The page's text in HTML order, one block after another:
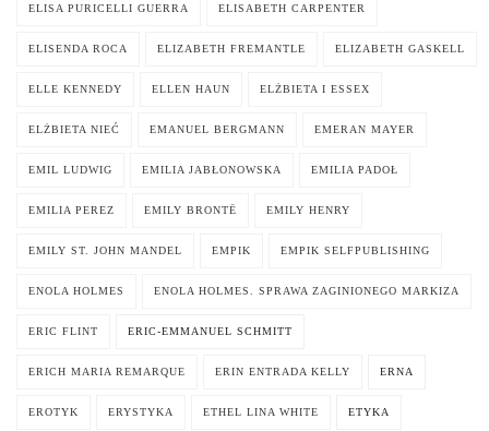
ELISA PURICELLI GUERRA ELISABETH CARPENTER
ELISENDA ROCA ELIZABETH FREMANTLE ELIZABETH GASKELL
ELLE KENNEDY ELLEN HAUN ELŻBIETA I ESSEX
ELŻBIETA NIEĆ EMANUEL BERGMANN EMERAN MAYER
EMIL LUDWIG EMILIA JABŁONOWSKA EMILIA PADOŁ
EMILIA PEREZ EMILY BRONTË EMILY HENRY
EMILY ST. JOHN MANDEL EMPIK EMPIK SELFPUBLISHING
ENOLA HOLMES ENOLA HOLMES. SPRAWA ZAGINIONEGO MARKIZA
ERIC FLINT ERIC-EMMANUEL SCHMITT
ERICH MARIA REMARQUE ERIN ENTRADA KELLY ERNA
EROTYK ERYSTYKA ETHEL LINA WHITE ETYKA